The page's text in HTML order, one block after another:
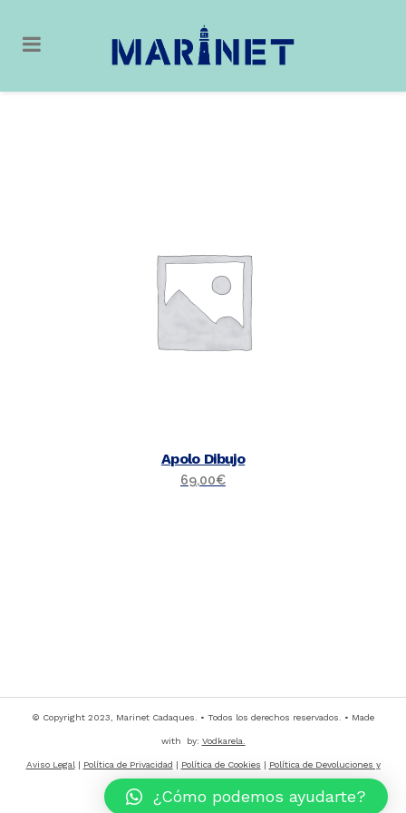
Apolo Dibujo
69,00€
© Copyright 2023, Marinet Cadaques. • Todos los derechos reservados. • Made
with by: Vodkarela.
Aviso Legal | Política de Privacidad | Política de Cookies | Política de Devoluciones y
Cancelaciones
¿Cómo podemos ayudarte?